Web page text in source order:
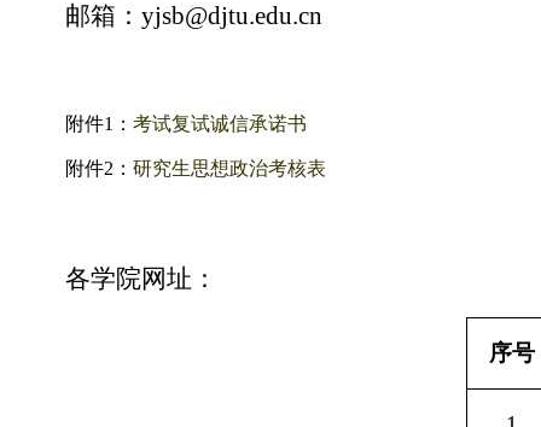
邮箱： yjsb@djtu.edu.cn
附件1： 考试复试诚信承诺书
附件2： 研究生思想政治考核表
各学院网址：
序号